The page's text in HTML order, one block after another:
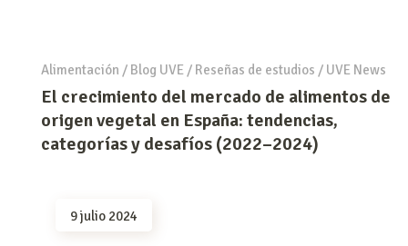
Alimentación / Blog UVE/ Reseñas de estudios / UVE News
El crecimiento del mercado de alimentos de
origen vegetal en España: tendencias,
categorías y desafíos (2022–2024)
9 julio 2024